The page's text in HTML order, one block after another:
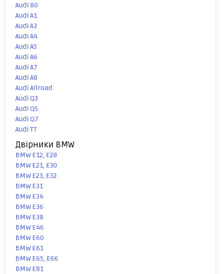
Audi 80
Audi A1
Audi A3
Audi A4
Audi A5
Audi A6
Audi A7
Audi A8
Audi Allroad
Audi Q3
Audi Q5
Audi Q7
Audi TT
Двірники BMW
BMW E12, E28
BMW E21, E30
BMW E23, E32
BMW E31
BMW E34
BMW E36
BMW E38
BMW E46
BMW E60
BMW E61
BMW E65, E66
BMW E81